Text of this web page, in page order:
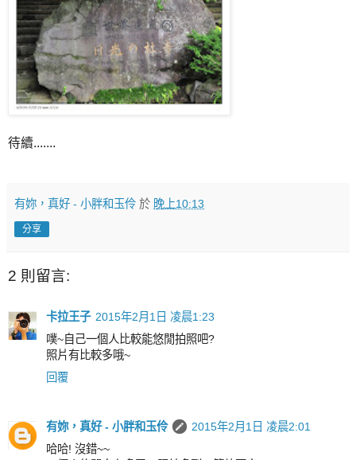
待續.......
有妳，真好 - 小胖和玉伶 於 晚上10:13
分享
2 則留言:
卡拉王子 2015年2月1日 凌晨1:23
噗~自己一個人比較能悠閒拍照吧?
照片有比較多哦~
回覆
有妳，真好 - 小胖和玉伶
2015年2月1日 凌晨2:01
哈哈! 沒錯~~